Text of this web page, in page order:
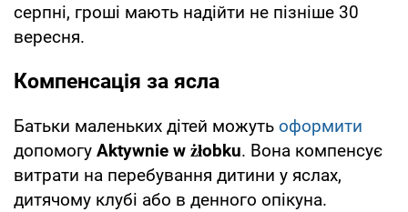
серпні, гроші мають надійти не пізніше 30
вересня.
Компенсація за ясла
Батьки маленьких дітей можуть оформити
допомогу Aktywnie w żłobku. Вона компенсує
витрати на перебування дитини у яслах,
дитячому клубі або в денного опікуна.